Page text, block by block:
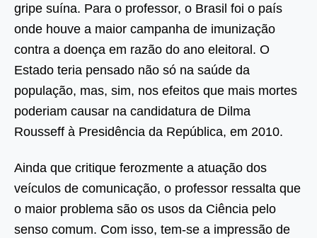
gripe suína. Para o professor, o Brasil foi o país
onde houve a maior campanha de imunização
contra a doença em razão do ano eleitoral. O
Estado teria pensado não só na saúde da
população, mas, sim, nos efeitos que mais mortes
poderiam causar na candidatura de Dilma
Rousseff à Presidência da República, em 2010.
Ainda que critique ferozmente a atuação dos
veículos de comunicação, o professor ressalta que
o maior problema são os usos da Ciência pelo
senso comum. Com isso, tem-se a impressão de